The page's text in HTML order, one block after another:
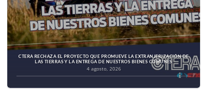
CTERA RECHAZA EL PROYECTO QUE PROMUEVE LA EXTRANJERIZACIÓN DE
LAS TIERRAS Y LA ENTREGA DE NUESTROS BIENES COMUNES
4 agosto, 2026